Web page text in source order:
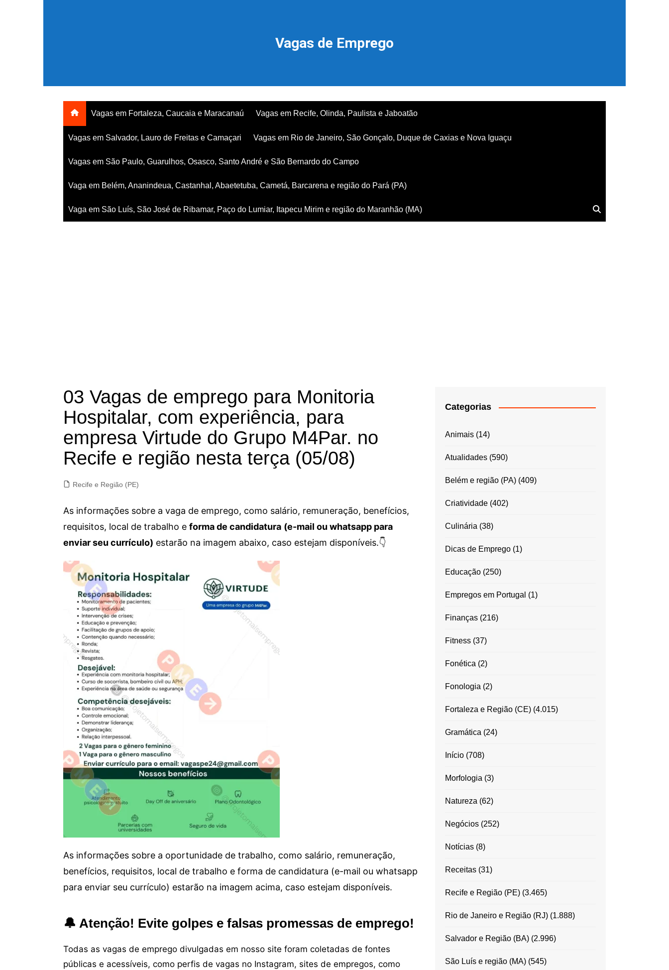
Vagas de Emprego
Vagas em Fortaleza, Caucaia e Maracanaú Vagas em Recife, Olinda, Paulista e Jaboatão
Vagas em Salvador, Lauro de Freitas e Camaçari Vagas em Rio de Janeiro, São Gonçalo, Duque de Caxias e Nova Iguaçu
Vagas em São Paulo, Guarulhos, Osasco, Santo André e São Bernardo do Campo
Vaga em Belém, Ananindeua, Castanhal, Abaetetuba, Cametá, Barcarena e região do Pará (PA)
Vaga em São Luís, São José de Ribamar, Paço do Lumiar, Itapecu Mirim e região do Maranhão (MA)
03 Vagas de emprego para Monitoria
Hospitalar, com experiência, para
empresa Virtude do Grupo M4Par. no
Recife e região nesta terça (05/08)
Recife e Região (PE)
As informações sobre a vaga de emprego, como salário, remuneração, benefícios,
requisitos, local de trabalho e forma de candidatura (e-mail ou whatsapp para
enviar seu currículo) estarão na imagem abaixo, caso estejam disponíveis.👇
As informações sobre a oportunidade de trabalho, como salário, remuneração,
benefícios, requisitos, local de trabalho e forma de candidatura (e-mail ou whatsapp
para enviar seu currículo) estarão na imagem acima, caso estejam disponíveis.
🔔 Atenção! Evite golpes e falsas promessas de emprego!
Todas as vagas de emprego divulgadas em nosso site foram coletadas de fontes
públicas e acessíveis, como perfis de vagas no Instagram, sites de empregos, como
Categorias
Animais(14)
Atualidades(590)
Belém e região (PA)(409)
Criatividade(402)
Culinária (38)
Dicas de Emprego(1)
Educação(250)
Empregos em Portugal (1)
Finanças(216)
Fitness(37)
Fonética (2)
Fonologia (2)
Fortaleza e Região (CE)(4.015)
Gramática (24)
Início(708)
Morfologia (3)
Natureza (62)
Negócios(252)
Notícias(8)
Receitas(31)
Recife e Região (PE)(3.465)
Rio de Janeiro e Região (RJ)(1.888)
Salvador e Região (BA)(2.996)
São Luís e região (MA)(545)